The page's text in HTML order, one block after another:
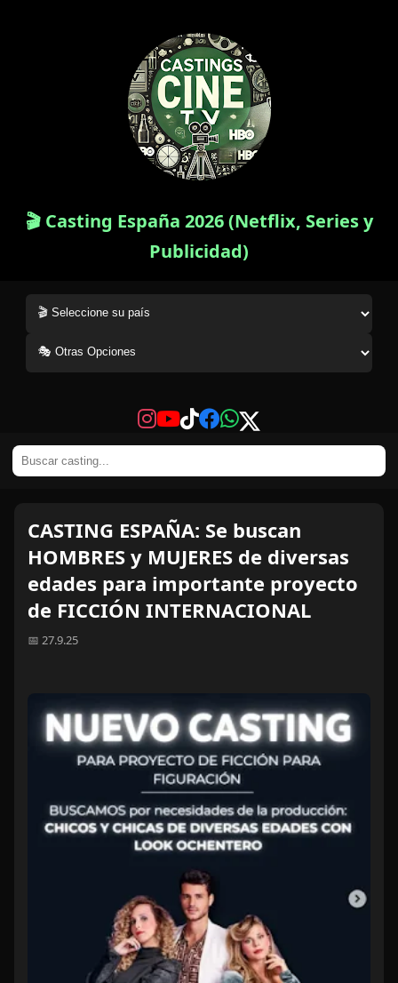
🎬 Casting España 2026 (Netflix, Series y
Publicidad)
CASTING ESPAÑA: Se buscan
HOMBRES y MUJERES de diversas
edades para importante proyecto
de FICCIÓN INTERNACIONAL
📅 27.9.25